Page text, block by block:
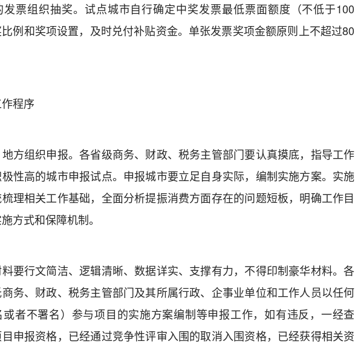
发票组织抽奖。试点城市自行确定中奖发票最低票面额度（不低于100
例和奖项设置，及时兑付补贴资金。单张发票奖项金额原则上不超过80
程序
组织申报。各省级商务、财政、税务主管部门要认真摸底，指导工作
性高的城市申报试点。申报城市要立足自身实际，编制实施方案。实施
理相关工作基础，全面分析提振消费方面存在的问题短板，明确工作目
方式和保障机制。
行文简洁、逻辑清晰、数据详实、支撑有力，不得印制豪华材料。各
务、财政、税务主管部门及其所属行政、企事业单位和工作人员以任何
或者不署名）参与项目的实施方案编制等申报工作，如有违反，一经查
申报资格，已经通过竞争性评审入围的取消入围资格，已经获得相关资